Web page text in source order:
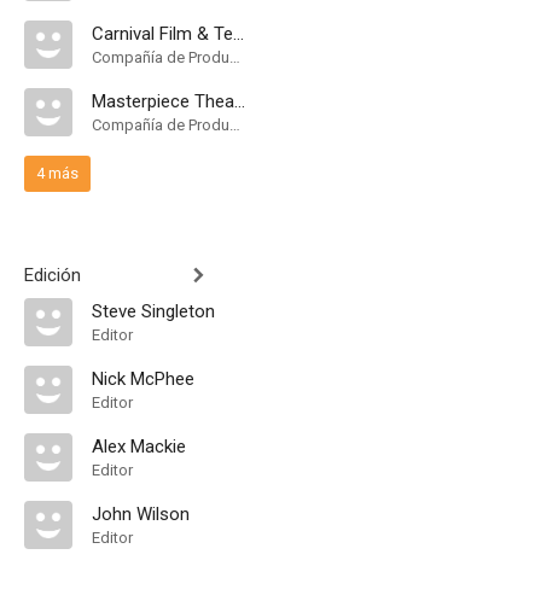
Carnival Film & Television
Compañía de Produccion
Masterpiece Theatre
Compañía de Produccion
4 más
Edición
Steve Singleton
Editor
Nick McPhee
Editor
Alex Mackie
Editor
John Wilson
Editor